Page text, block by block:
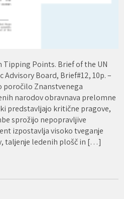
Tipping Points. Brief of the UN
Advisory Board, Brief#12, 10p. –
poročilo Znanstvenega
narodov obravnava prelomne
predstavljajo kritične pragove,
sprožijo nepopravljive
izpostavlja visoko tveganje
taljenje ledenih plošč in […]